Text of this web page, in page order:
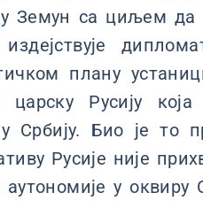
Земун са циљем да
плану
Русију
Србију. Био је то
Русије није
у оквиру